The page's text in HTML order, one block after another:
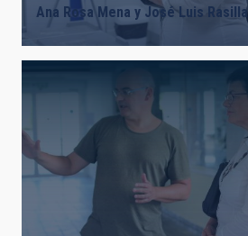
Ana Rosa Mena y José Luis Rasilla